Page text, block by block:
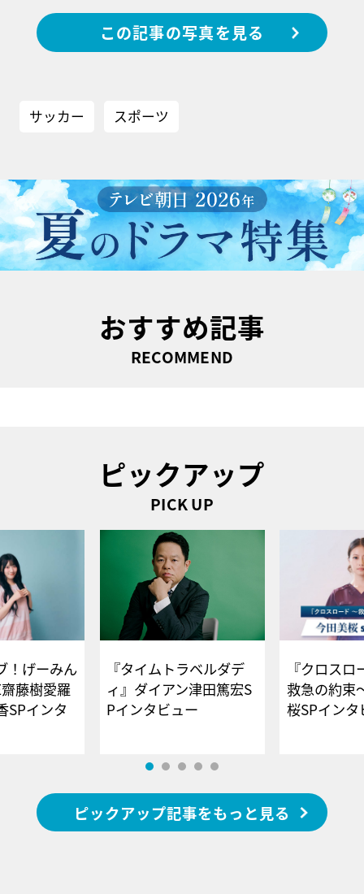
この記事の写真を見る
サッカー スポーツ
おすすめ記事
RECOMMEND
ピックアップ
PICK UP
！げーみん
藤樹愛羅
SPインタ
『タイムトラベルダデ
ィ』ダイアン津田篤宏S
Pインタビュー
『クロス
救急の約束
桜SPイ
ピックアップ記事をもっと見る